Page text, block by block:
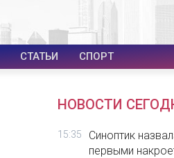
СТАТЬИ СПОРТ
НОВОСТИ
15:35
Синоптик
первыми